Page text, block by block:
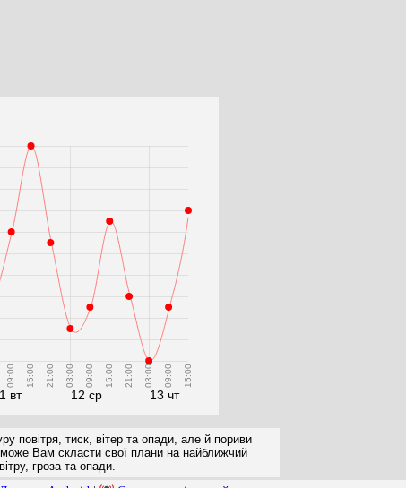
вт
09:00 15:00 21:00
12 ср
03:00 09:00 15:00 21:00
13 чт
03:00 09:00 15:00
повітря, тиск, вітер та опади, але й пориви
Вам скласти свої плани на найближчий
гроза та опади.